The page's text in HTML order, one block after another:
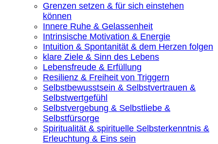
Grenzen setzen & für sich einstehen
können
Innere Ruhe & Gelassenheit
Intrinsische Motivation & Energie
Intuition & Spontanität & dem Herzen folgen
klare Ziele & Sinn des Lebens
Lebensfreude & Erfüllung
Resilienz & Freiheit von Triggern
Selbstbewusstsein & Selbstvertrauen &
Selbstwertgefühl
Selbstvergebung & Selbstliebe &
Selbstfürsorge
Spiritualität & spirituelle Selbsterkenntnis &
Erleuchtung & Eins sein